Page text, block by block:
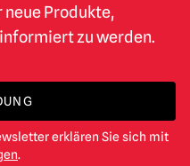
neue Produkte,
zu werden.
erklären Sie sich mit
.